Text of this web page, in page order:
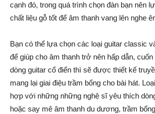
cạnh đó, trong quá trình chọn đàn bạn nên
chất liệu gỗ tốt để âm thanh vang lên nghe
Bạn có thể lựa chọn các loại guitar classic
để giúp cho âm thanh trở nên hấp dẫn,
dòng guitar cổ điển thì sẽ được thiết kế
mang lại giai điệu trầm bổng cho bài hát.
hợp với những những nghệ sĩ yêu thích
hoặc say mê âm thanh du dương, trầm